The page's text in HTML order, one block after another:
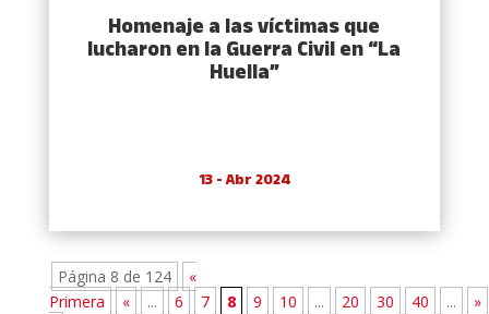
Homenaje a las víctimas que
lucharon en la Guerra Civil en “La
Huella”
13 - Abr 2024
Página 8 de 124
«
Primera
« ... 6 7 8 9 10 ... 20 30 40 ...
»